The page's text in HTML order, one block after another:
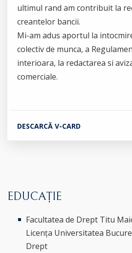
ultimul rand am contribuit la
creantelor bancii.
Mi-am adus aportul la
colectiv de munca, a
interioara, la redactarea si
comerciale.
DESCARCĂ V-CARD
EDUCAȚIE
Facultatea de Drept Titu
Licența Universitatea
Drept